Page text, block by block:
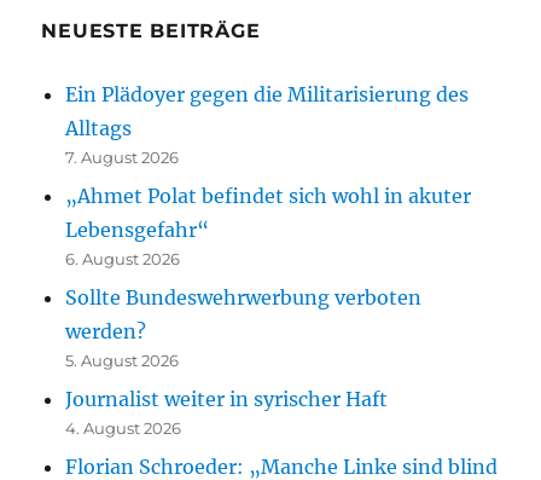
NEUESTE BEITRÄGE
Ein Plädoyer gegen die Militarisierung des
Alltags
7. August 2026
„Ahmet Polat befindet sich wohl in akuter
Lebensgefahr“
6. August 2026
Sollte Bundeswehrwerbung verboten
werden?
5. August 2026
Journalist weiter in syrischer Haft
4. August 2026
Florian Schroeder: „Manche Linke sind blind